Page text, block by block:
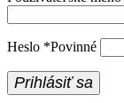
Heslo *Povinné
Prihlásiť sa